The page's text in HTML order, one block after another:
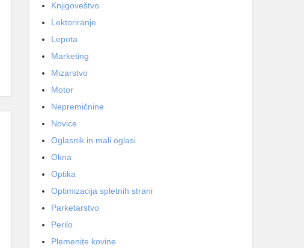
Knjigoveštvo
Lektoriranje
Lepota
Marketing
Mizarstvo
Motor
Nepremičnine
Novice
Oglasnik in mali oglasi
Okna
Optika
Optimizacija spletnih strani
Parketarstvo
Perilo
Plemenite kovine